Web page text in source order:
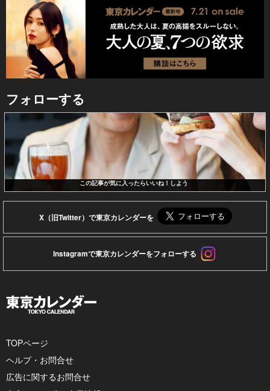
フォローする
この記事が気に入ったらいいね！しよう
X（旧Twitter）で東京カレンダーを
Instagramで東京カレンダーをフォローする
TOPページ
ヘルプ・お問合せ
広告に関するお問合せ